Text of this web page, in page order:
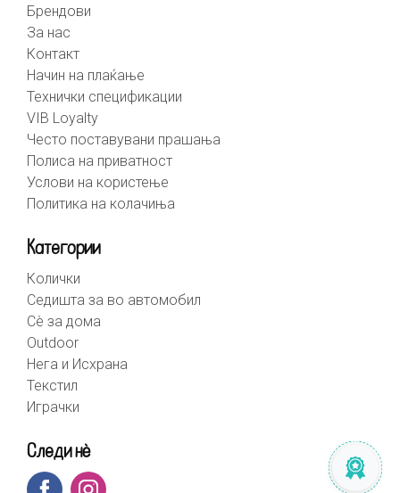
Брендови
За нас
Контакт
Начин на плаќање
Технички спецификации
VIB Loyalty
Често поставувани прашања
Полиса на приватност
Услови на користење
Политика на колачиња
Категории
Колички
Седишта за во автомобил
Сè за дома
Outdoor
Нега и Исхрана
Текстил
Играчки
Следи нè